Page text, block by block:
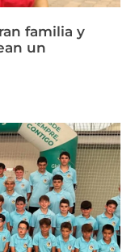
familia y
un